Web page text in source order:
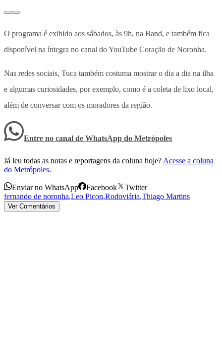
O programa é exibido aos sábados, às 9h, na Band, e também fica
disponível na íntegra no canal do YouTube Coração de Noronha.
Nas redes sociais, Tuca também costuma mostrar o dia a dia na ilha
e algumas curiosidades, por exemplo, como é a coleta de lixo local,
além de conversar com os moradores da região.
Entre no canal de WhatsApp do Metrópoles
Já leu todas as notas e reportagens da coluna hoje? Acesse a coluna
do Metrópoles.
Enviar no WhatsApp Facebook
Twitter
fernando de noronha,Leo Picon,Rodoviária,Thiago Martins
Ver Comentários